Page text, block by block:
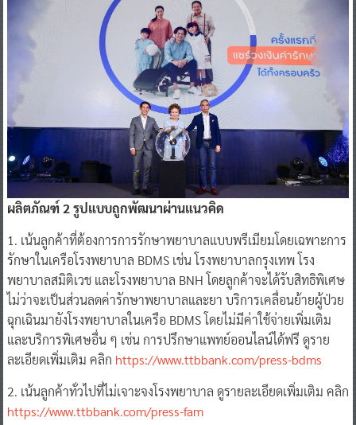
ผลิตภัณฑ์ 2 รูปแบบถูกพัฒนาผ่านแนวคิด
1. เน้นลูกค้าที่ต้องการการรักษาพยาบาลแบบพรีเมียมโดยเฉพาะการ
รักษาในเครือโรงพยาบาล BDMS เช่น โรงพยาบาลกรุงเทพ โรง
พยาบาลสมิติเวช และโรงพยาบาล BNH โดยลูกค้าจะได้รับสิทธิพิเศษ
ไม่ว่าจะเป็นส่วนลดค่ารักษาพยาบาลและยา บริการเคลื่อนย้ายผู้ป่วย
ฉุกเฉินมายังโรงพยาบาลในเครือ BDMS โดยไม่มีค่าใช้จ่ายเพิ่มเติม
และบริการพิเศษอื่น ๆ เช่น การปรึกษาแพทย์ออนไลน์ได้ฟรี ดูราย
ละเอียดเพิ่มเติม คลิก https://www.ttbbank.com/press-bdms
2. เน้นลูกค้าทั่วไปที่ไม่เจาะจงโรงพยาบาล ดูรายละเอียดเพิ่มเติม คลิก
https://www.ttbbank.com/press-fam